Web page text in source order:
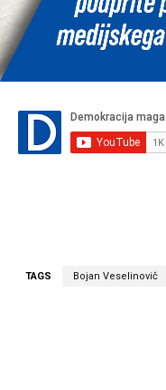
TAGS Bojan Veselinovič